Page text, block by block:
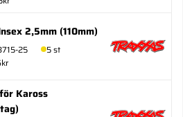
2,5mm (110mm)
25
5 st
Kaross